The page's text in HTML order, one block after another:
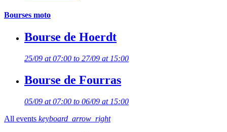
Bourses moto
Bourse de Hoerdt
25/09 at 07:00 to 27/09 at 15:00
Bourse de Fourras
05/09 at 07:00 to 06/09 at 15:00
All events keyboard_arrow_right